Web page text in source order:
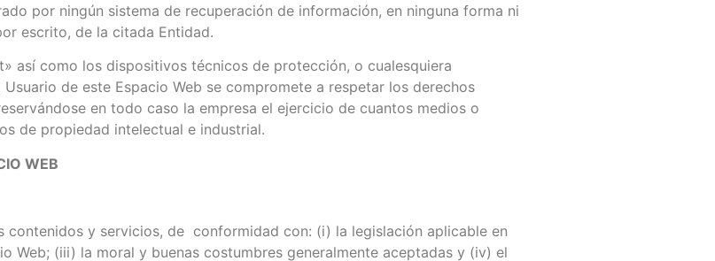
por ningún sistema de recuperación de información, en ninguna forma ni
escrito, de la citada Entidad.
así como los dispositivos técnicos de protección, o cualesquiera
de este Espacio Web se compromete a respetar los derechos
en todo caso la empresa el ejercicio de cuantos medios o
de propiedad intelectual e industrial.
WEB
y servicios, de conformidad con: (i) la legislación aplicable en
Web; (iii) la moral y buenas costumbres generalmente aceptadas y (iv) el